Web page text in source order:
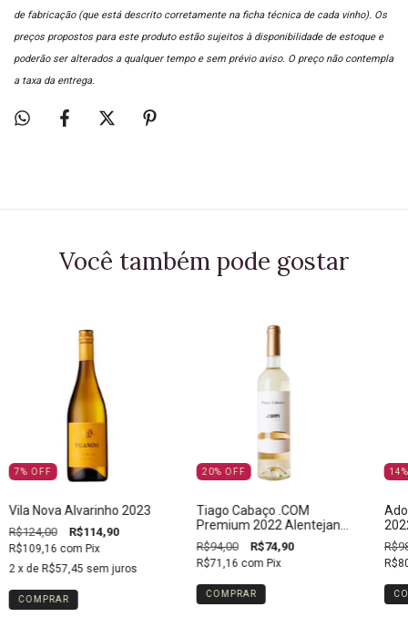
de fabricação (que está descrito corretamente na ficha técnica de cada vinho). Os
preços propostos para este produto estão sujeitos à disponibilidade de estoque e
poderão ser alterados a qualquer tempo e sem prévio aviso. O preço não contempla
a taxa da entrega.
Você também pode gostar
7% OFF
Vila Nova Alvarinho 2023
R$124,00 R$114,90
R$109,16 com Pix
2 x de R$57,45 sem juros
20% OFF
Tiago Cabaço .COM
Premium 2022 Alentejano
Branco
R$94,00 R$74,90
R$71,16 com Pix
14